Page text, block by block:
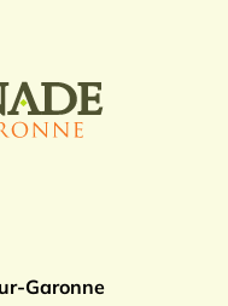
le compte Facebook
vers le compte
Garonne